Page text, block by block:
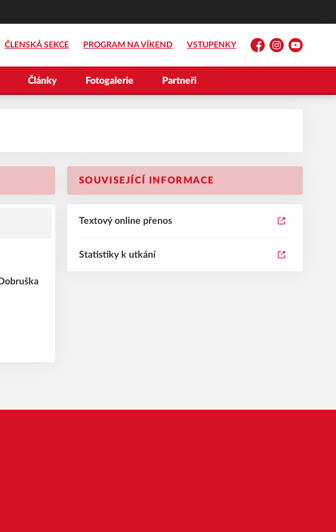
ČLENSKÁ SEKCE PROGRAM NA VÍKEND VSTUPENKY
FacebookInstagramYouTube
Články Fotogalerie Partneři
SOUVISEJÍCÍ INFORMACE
Textový online přenos
Statistiky k utkání